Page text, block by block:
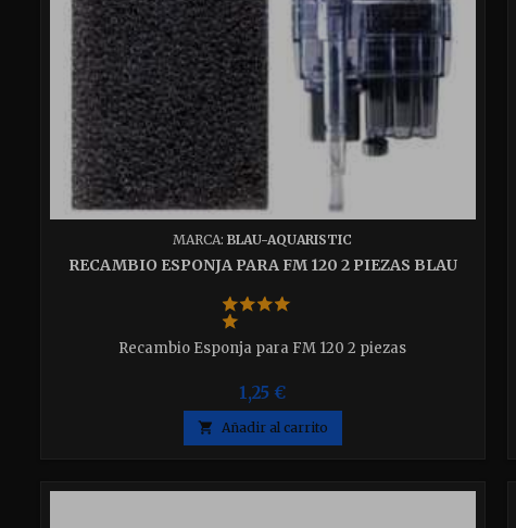
MARCA:BLAU-AQUARISTIC
RECAMBIO ESPONJA PARA FM 120 2 PIEZAS BLAU
Recambio Esponja para FM 120 2 piezas
1,25 €
 Añadir al carrito